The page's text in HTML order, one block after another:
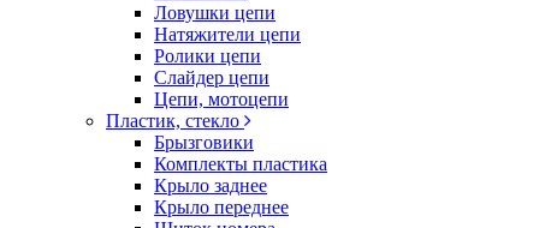
Ловушки цепи
Натяжители цепи
Ролики цепи
Слайдер цепи
Цепи, мотоцепи
Пластик, стекло
Брызговики
Комплекты пластика
Крыло заднее
Крыло переднее